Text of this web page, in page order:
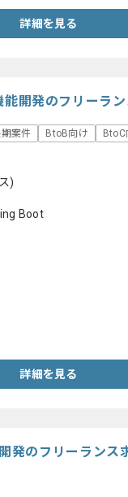
詳細を見る
能開発のフリーラ
案件 BtoB向け
BtoC
)
Boot
発経験
詳細を見る
発のフリーランス